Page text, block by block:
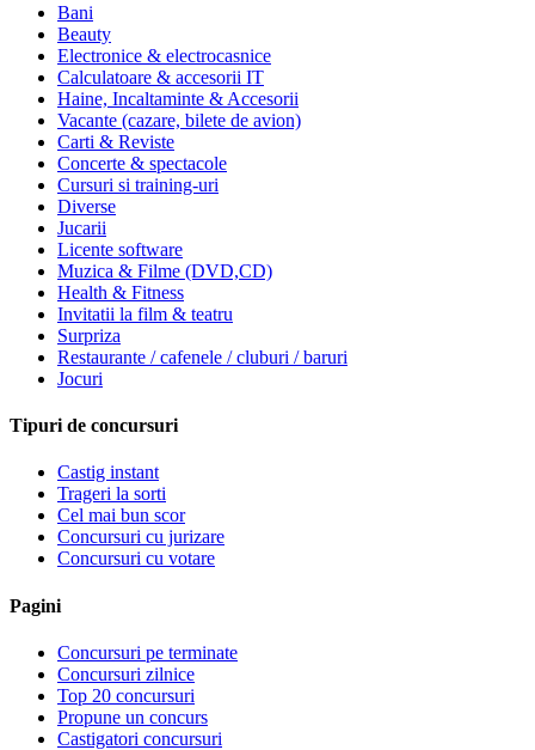
Bani
Beauty
Electronice & electrocasnice
Calculatoare & accesorii IT
Haine, Incaltaminte & Accesorii
Vacante (cazare, bilete de avion)
Carti & Reviste
Concerte & spectacole
Cursuri si training-uri
Diverse
Jucarii
Licente software
Muzica & Filme (DVD,CD)
Health & Fitness
Invitatii la film & teatru
Surpriza
Restaurante / cafenele / cluburi / baruri
Jocuri
Tipuri de concursuri
Castig instant
Trageri la sorti
Cel mai bun scor
Concursuri cu jurizare
Concursuri cu votare
Pagini
Concursuri pe terminate
Concursuri zilnice
Top 20 concursuri
Propune un concurs
Castigatori concursuri